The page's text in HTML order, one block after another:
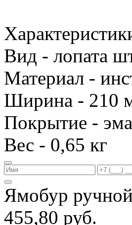
Вид - лопата
Материал -
Ширина - 210
Покрытие -
Вес - 0,65 кг
Ямобур
455,80 руб.